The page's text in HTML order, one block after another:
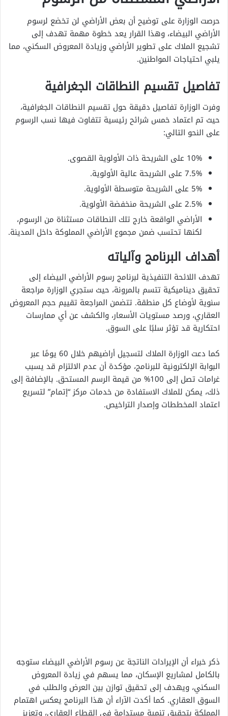
حرصت الوزارة على توضيح أن بعض الأراضي لن تخضع لرسوم
الأراضي البيضاء، وهذا القرار يعد خطوة مهمة تهدف إلى
تشجيع الملاك على تطوير الأراضي وزيادة المعروض السكني، مما
يلبي احتياجات المواطنين.
تفاصيل تقسيم النطاقات الجغرافية
وفرت الوزارة تفاصيل دقيقة حول تقسيم النطاقات الجغرافية،
حيث تم اعتماد خمس شرائح رئيسية تتفاوت فيها نسب الرسوم
على النحو التالي:
10% على الشريحة ذات الأولوية القصوى.
7.5% على الشريحة عالية الأولوية.
5% على الشريحة متوسطة الأولوية.
2.5% على الشريحة منخفضة الأولوية.
الأراضي الواقعة خارج تلك النطاقات مستثناة من الرسوم،
لكنها تحتسب ضمن مجموع الأراضي المملوكة داخل المدينة.
أهداف البرنامج وآلياته
تهدف اللائحة التنفيذية لبرنامج رسوم الأراضي البيضاء إلى
تحقيق ديناميكية تتسم بالمرونة، حيث ستجري الوزارة مراجعة
سنوية لأوضاع كل منطقة. تتضمن المراجعة تقييم حجم المعروض
العقاري، ورصد مستويات الأسعار، والكشف عن أي ممارسات
احتكارية قد تؤثر سلبًا على السوق.
كما دعت الوزارة الملاك لتسجيل أراضيهم خلال 60 يومًا عبر
البوابة الإلكترونية للبرنامج، مؤكدة أن عدم الالتزام قد يسبب
غرامات تصل إلى 100% من قيمة الرسم المستحق. بالإضافة إلى
ذلك، يمكن للملاك الاستفادة من خدمات مركز “إتمام” لتسريع
اعتماد المخططات وإصدار التراخيص.
ذكر خبراء أن الإيرادات الناتجة عن رسوم الأراضي البيضاء ستوجه
بالكامل لمشاريع الإسكان، مما يسهم في زيادة المعروض
السكني، ويهدف إلى تحقيق توازن بين العرض والطلب في
السوق العقاري. كما أكدت الآراء أن هذا البرنامج يعكس اهتمام
المملكة بتحقيق تنمية مستدامة في القطاع العقاري، وتعزيز